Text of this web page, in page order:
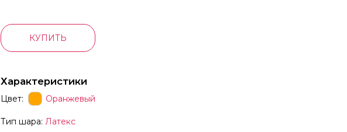
КУПИТЬ
Характеристики
Цвет: Оранжевый
Тип шара: Латекс